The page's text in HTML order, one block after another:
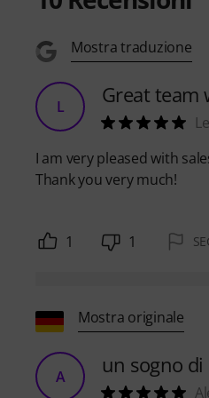
Mostra traduzione
L Great team
I am very pleased with
Thank you very much!
1 1
Mostra originale
A un sogno di